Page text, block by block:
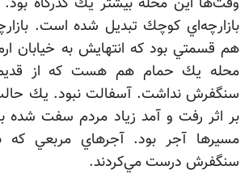
بازارچه‌اي كوچك تبديل شده است.
هم قسمتي بود كه انتهايش به خيابان
محله يك حمام هم هست كه از
سنگفرش نداشت. آسفالت نبود. يك
بر اثر رفت و آمد زياد مردم سفت شده
مسيرها آجر بود. آجرهاي مربعي كه
سنگفرش درست مي‌كردند.